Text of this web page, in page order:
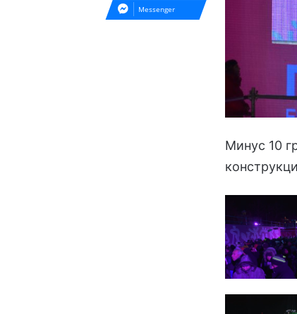
Минус 10
Messenger